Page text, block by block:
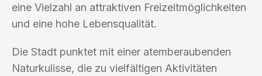
eine Vielzahl an attraktiven Freizeitmöglichkeiten
und eine hohe Lebensqualität.
Die Stadt punktet mit einer atemberaubenden
Naturkulisse, die zu vielfältigen Aktivitäten